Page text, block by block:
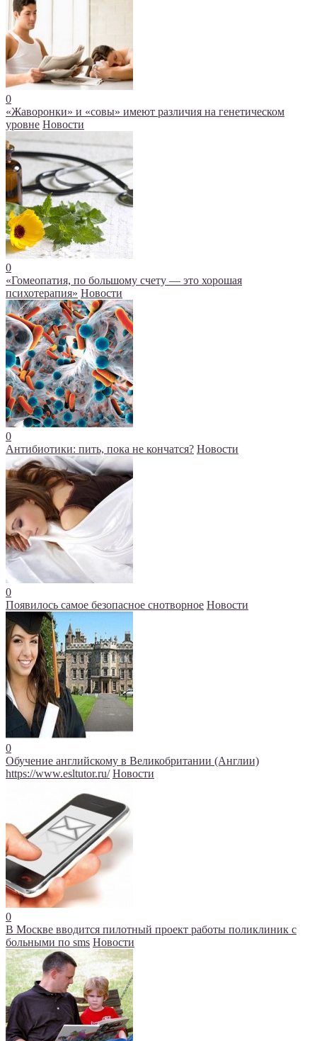
0
«Жаворонки» и «совы» имеют различия на генетическом
уровне Новости
0
«Гомеопатия, по большому счету — это хорошая
психотерапия» Новости
0
Антибиотики: пить, пока не кончатся? Новости
0
Появилось самое безопасное снотворное Новости
0
Обучение английскому в Великобритании (Англии)
https://www.esltutor.ru/ Новости
0
В Москве вводится пилотный проект работы поликлиник с
больными по sms Новости